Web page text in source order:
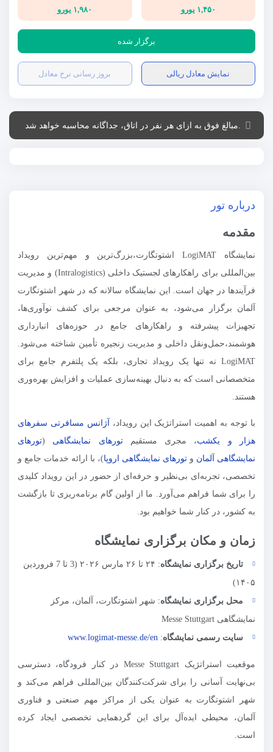
۱,۴۵۰ یورو ۱,۹۸۰ یورو
برگزار شده
نمایش معادل ریالی بروز رسانی نرخ معادل
.مبالغ فوق به ازای هر نفر در اتاق، جداگانه محاسبه خواهد شد
درباره تور
مقدمه
نمایشگاه LogiMAT اشتوتگارت،بزرگ‌ترین و مهم‌ترین رویداد
بین‌المللی برای راهکارهای لجستیک داخلی (Intralogistics) و مدیریت
فرآیندها در جهان است. این نمایشگاه سالانه که در شهر اشتوتگارت
آلمان برگزار می‌شود، به عنوان مرجعی برای کشف نوآوری‌ها،
تجهیزات پیشرفته و راهکارهای جامع در حوزه‌های انبارداری
هوشمند،حمل‌ونقل داخلی و مدیریت زنجیره تأمین شناخته می‌شود.
LogiMAT نه تنها یک رویداد تجاری، بلکه یک پلتفرم جامع برای
متخصصانی است که به دنبال بهینه‌سازی عملیات و افزایش بهره‌وری
هستند.
با توجه به اهمیت استراتژیک این رویداد،
آژانس مسافرتی سفرهای
هزار و یکشب، مجری مستقیمتورهای نمایشگاهی (تورهای
نمایشگاهی آلمان و تورهای نمایشگاهی اروپا)، با ارائه خدمات جامع و
تخصصی، تجربه‌ای بی‌نظیر و حرفه‌ای از حضور در این رویداد کلیدی
را برای شما فراهم می‌آورد. ما از اولین گام برنامه‌ریزی تا بازگشت
به کشور، در کنار شما خواهیم بود.
زمان و مکان برگزاری نمایشگاه
تاریخ برگزاری نمایشگاه
: ۲۴ تا ۲۶ مارس ۲۰۲۶ (3 تا 7 فروردین
۱۴۰۵)
محل برگزاری نمایشگاه: شهر اشتوتگارت، آلمان، مرکز
نمایشگاهی Messe Stuttgart
سایت رسمی نمایشگاه:
www.logimat-messe.de/en
موقعیت استراتژیک Messe Stuttgart در کنار فرودگاه، دسترسی
بی‌نهایت آسانی را برای شرکت‌کنندگان بین‌المللی فراهم می‌کند و
شهر اشتوتگارت به عنوان یکی از مراکز مهم صنعتی و فناوری
آلمان، محیطی ایده‌آل برای این گردهمایی تخصصی ایجاد کرده
است.